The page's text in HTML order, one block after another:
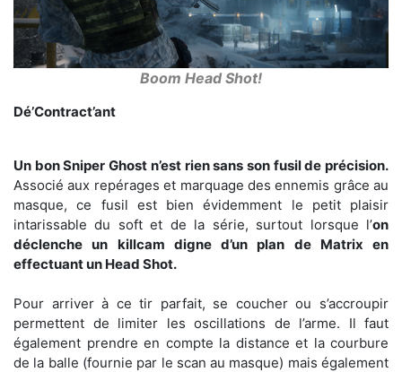
Boom Head Shot!
Dé’Contract’ant
Un bon Sniper Ghost n’est rien sans son fusil de précision.
Associé aux repérages et marquage des ennemis grâce au
masque, ce fusil est bien évidemment le petit plaisir
intarissable du soft et de la série, surtout lorsque l’on
déclenche un killcam digne d’un plan de Matrix en
effectuant un Head Shot.
Pour arriver à ce tir parfait, se coucher ou s’accroupir
permettent de limiter les oscillations de l’arme. Il faut
également prendre en compte la distance et la courbure
de la balle (fournie par le scan au masque) mais également